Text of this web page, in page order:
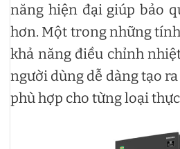
năng hiện đại giúp bảo
hơn. Một trong những
khả năng điều chỉnh
người dùng dễ dàng tạo
phù hợp cho từng loại